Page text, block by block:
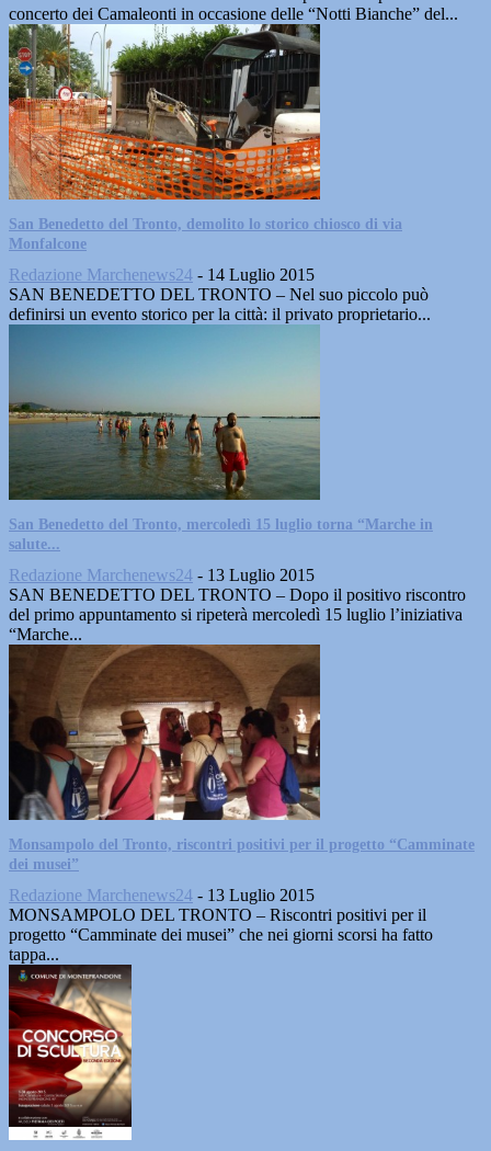
concerto dei Camaleonti in occasione delle “Notti Bianche” del...
San Benedetto del Tronto, demolito lo storico chiosco di via
Monfalcone
Redazione Marchenews24 - 14 Luglio 2015
SAN BENEDETTO DEL TRONTO – Nel suo piccolo può
definirsi un evento storico per la città: il privato proprietario...
San Benedetto del Tronto, mercoledì 15 luglio torna “Marche in
salute...
Redazione Marchenews24 - 13 Luglio 2015
SAN BENEDETTO DEL TRONTO – Dopo il positivo riscontro
del primo appuntamento si ripeterà mercoledì 15 luglio l’iniziativa
“Marche...
Monsampolo del Tronto, riscontri positivi per il progetto “Camminate
dei musei”
Redazione Marchenews24 - 13 Luglio 2015
MONSAMPOLO DEL TRONTO – Riscontri positivi per il
progetto “Camminate dei musei” che nei giorni scorsi ha fatto
tappa...